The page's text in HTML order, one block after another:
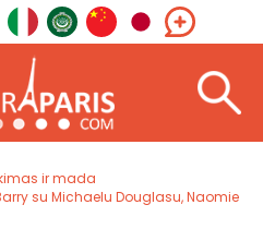
ir mada
su Michaelu Douglasu, Naomie